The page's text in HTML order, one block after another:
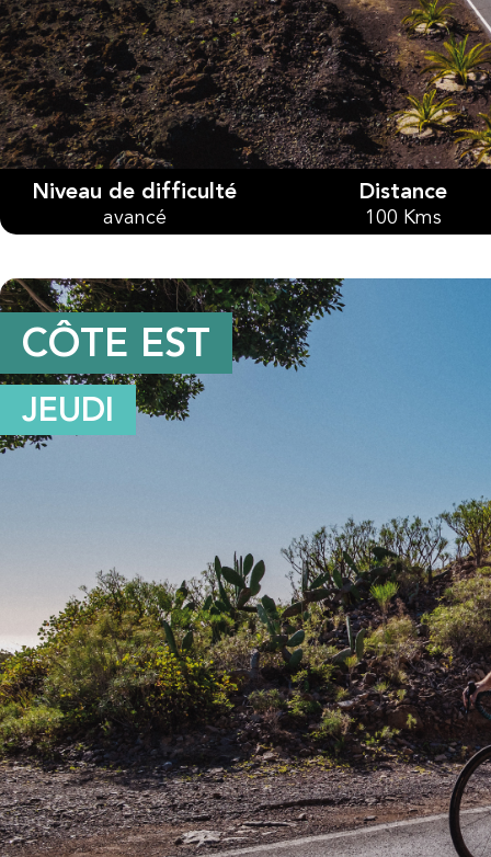
Niveau de difficulté
avancé
Distance
100 Kms
CÔTE EST
JEUDI